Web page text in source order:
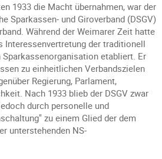
1933 die Macht übernahmen, war der
Sparkassen- und Giroverband (DSGV)
Während der Weimarer Zeit hatte
Interessenvertretung der traditionell
etabliert. Er
zu einheitlichen Verbandszielen
Regierung, Parlament,
Nach 1933 blieb der DSGV zwar
durch personelle und
zu einem Glied der dem
unterstehenden NS-